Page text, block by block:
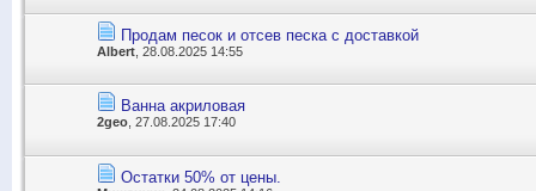
Продам песок и отсев песка с доставкой
Albert , 28.08.2025 14:55
Ванна акриловая
2geo, 27.08.2025 17:40
Остатки 50% от цены.